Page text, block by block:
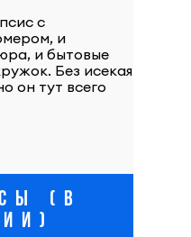
с
и
и бытовые
Без исекая
он тут всего
(В